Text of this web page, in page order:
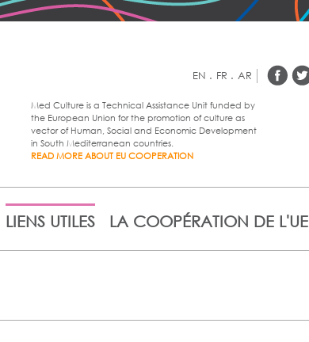
EN . FR . AR
Med Culture is a Technical Assistance Unit funded by
the European Union for the promotion of culture as
vector of Human, Social and Economic Development
in South Mediterranean countries.
READ MORE ABOUT EU COOPERATION
LIENS UTILES LA COOPÉRATION DE L'UE